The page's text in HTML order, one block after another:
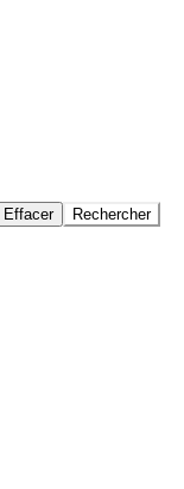
Effacer Rechercher